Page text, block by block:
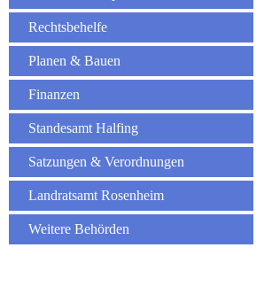
Rechtsbehelfe
Planen & Bauen
Finanzen
Standesamt Halfing
Satzungen & Verordnungen
Landratsamt Rosenheim
Weitere Behörden